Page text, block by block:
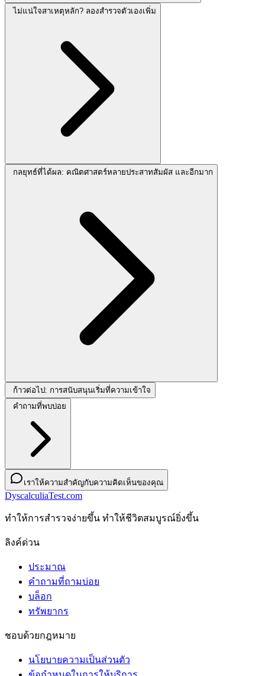
ไม่แน่ใจสาเหตุหลัก? ลองสำรวจตัวเองเพิ่ม
กลยุทธ์ที่ได้ผล: คณิตศาสตร์หลายประสาทสัมผัส และอีกมาก
ก้าวต่อไป: การสนับสนุนเริ่มที่ความเข้าใจ
คำถามที่พบบ่อย
เราให้ความสำคัญกับความคิดเห็นของคุณ
DyscalculiaTest.com
ทําให้การสํารวจง่ายขึ้น ทําให้ชีวิตสมบูรณ์ยิ่งขึ้น
ลิงค์ด่วน
ประมาณ
คำถามที่ถามบ่อย
บล็อก
ทรัพยากร
ชอบด้วยกฎหมาย
นโยบายความเป็นส่วนตัว